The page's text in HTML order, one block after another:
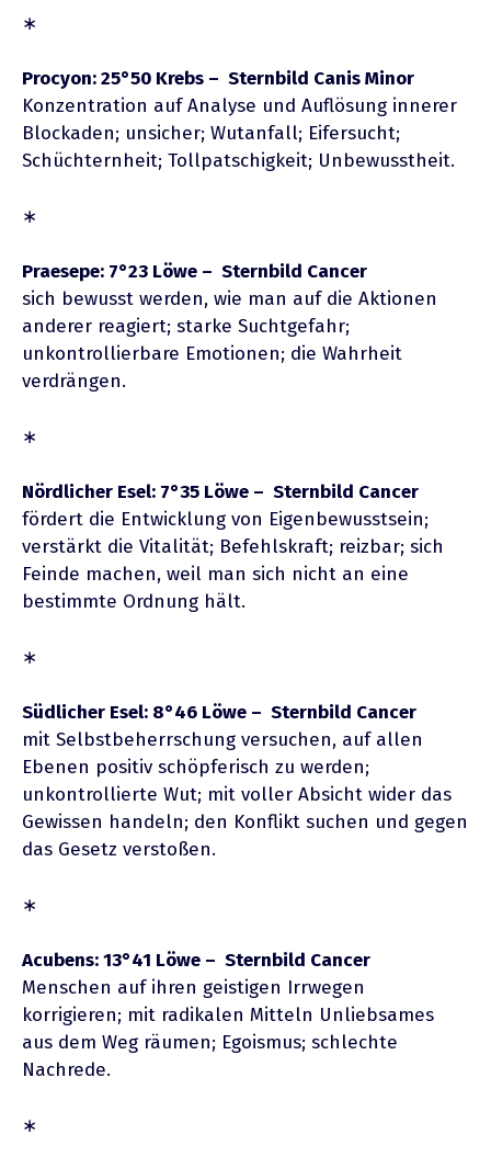
∗
Procyon: 25°50 Krebs – Sternbild Canis Minor
Konzentration auf Analyse und Auflösung innerer
Blockaden; unsicher; Wutanfall; Eifersucht;
Schüchternheit; Tollpatschigkeit; Unbewusstheit.
∗
Praesepe: 7°23 Löwe – Sternbild Cancer
sich bewusst werden, wie man auf die Aktionen
anderer reagiert; starke Suchtgefahr;
unkontrollierbare Emotionen; die Wahrheit
verdrängen.
∗
Nördlicher Esel: 7°35 Löwe – Sternbild Cancer
fördert die Entwicklung von Eigenbewusstsein;
verstärkt die Vitalität; Befehlskraft; reizbar; sich
Feinde machen, weil man sich nicht an eine
bestimmte Ordnung hält.
∗
Südlicher Esel: 8°46 Löwe – Sternbild Cancer
mit Selbstbeherrschung versuchen, auf allen
Ebenen positiv schöpferisch zu werden;
unkontrollierte Wut; mit voller Absicht wider das
Gewissen handeln; den Konflikt suchen und gegen
das Gesetz verstoßen.
∗
Acubens: 13°41 Löwe – Sternbild Cancer
Menschen auf ihren geistigen Irrwegen
korrigieren; mit radikalen Mitteln Unliebsames
aus dem Weg räumen; Egoismus; schlechte
Nachrede.
∗